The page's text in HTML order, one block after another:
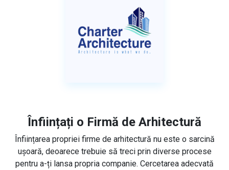
Înființați o Firmă de Arhitectură
Înființarea propriei firme de arhitectură nu este o sarcină
ușoară, deoarece trebuie să treci prin diverse procese
pentru a-ți lansa propria companie. Cercetarea adecvată